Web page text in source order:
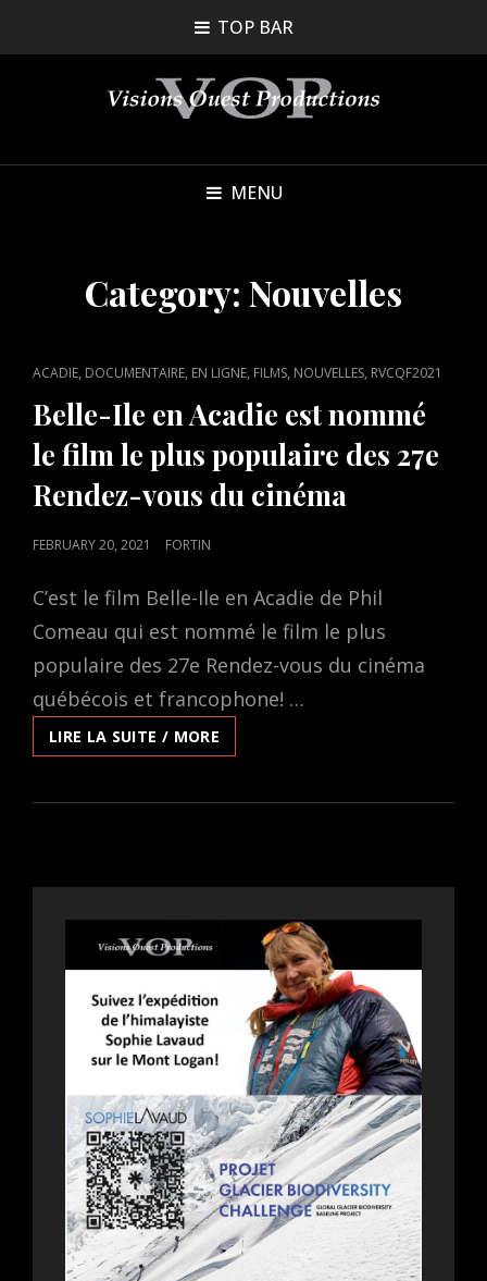
TOP BAR
MENU
Category: Nouvelles
CAT
LINKS
ACADIE, DOCUMENTAIRE, EN LIGNE, FILMS, NOUVELLES, RVCQF2021
Belle-Ile en Acadie est nommé
le film le plus populaire des 27e
Rendez-vous du cinéma
POSTED
FEBRUARY 20, 2021 FORTIN
C’est le film Belle-Ile en Acadie de Phil
Comeau qui est nommé le film le plus
populaire des 27e Rendez-vous du cinéma
québécois et francophone! …
LIRE LA SUITE / MORE
ILE
ACADIE
LE
POPULAIRE
RENDEZ-
VOUS
CINÉMA